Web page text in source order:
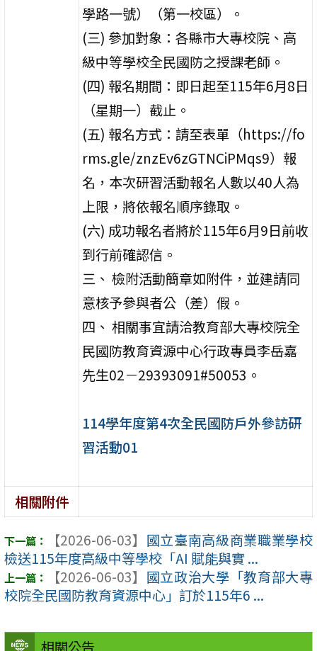
相關公告
學路一號）（第一校區）。
(三) 參加對象：各縣市大專校院、高
級中等學校全民國防之授課老師。
(四) 報名期間：即日起至115年6月8日
（星期一）截止。
(五) 報名方式：請至表單（https://fo
rms.gle/znzEv6zGTNCiPMqs9）報
名，本次研習活動報名人數以40人為
上限，將依報名順序錄取。
(六) 成功報名者將於115年6月9日前收
到行前確認信。
三、 檢附活動簡章如附件，並建請同
意核予參與者公（差）假。
四、 相關事宜請洽教育部大專校院全
民國防教育資源中心行政專員李岳嘉
先生02－29393091#50053。
114學年度第4次全民國防戶外參訪研
習活動01
相關附件
【2026-06-03】 國立臺南高級商業職業學校
檢送115年度高級中等學校「AI 賦能與實 ...
【2026-06-03】 國立政治大學「教育部大專
校院全民國防教育資源中心」訂於115年6 ...